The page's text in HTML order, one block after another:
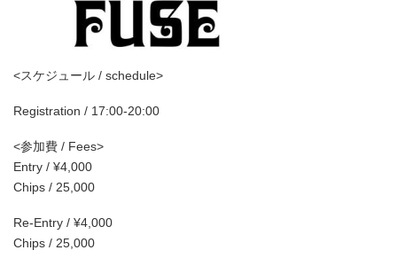
<スケジュール / schedule>
Registration / 17:00-20:00
<参加費 / Fees>
Entry / ¥4,000
Chips / 25,000
Re-Entry / ¥4,000
Chips / 25,000